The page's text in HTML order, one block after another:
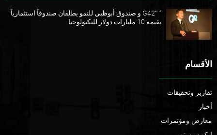
” G42″ و صندوق أبوظبي للنمو يطلقان صندوقاً استثمارياً
بقيمة 10 مليارات دولار للتكنولوجيا
الأقسام
تقارير وتحقيقات
أخبار
معارض ومؤتمرات